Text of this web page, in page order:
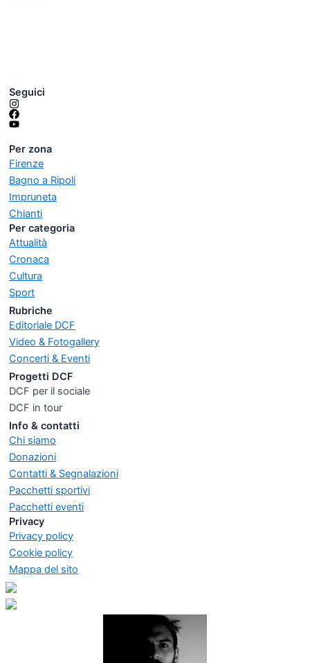
Seguici
Per zona
Firenze
Bagno a Ripoli
Impruneta
Chianti
Per categoria
Attualità
Cronaca
Cultura
Sport
Rubriche
Editoriale DCF
Video & Fotogallery
Concerti & Eventi
Progetti DCF
DCF per il sociale
DCF in tour
Info & contatti
Chi siamo
Donazioni
Contatti & Segnalazioni
Pacchetti sportivi
Pacchetti eventi
Privacy
Privacy policy
Cookie policy
Mappa del sito